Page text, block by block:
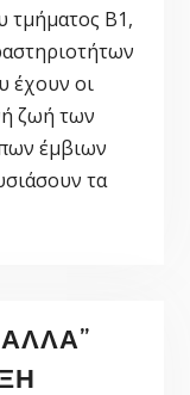
τμήματος Β1,
έχουν οι
ζωή των
έμβιων
τα